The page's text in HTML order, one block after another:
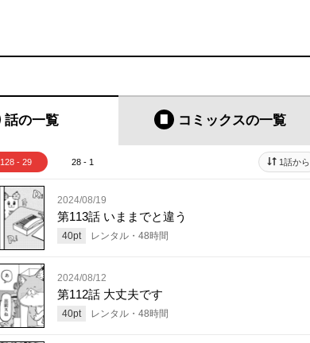
話の一覧 コミックスの一覧
128 - 29 28 - 1 1話から
2024/08/19
第113話 いままでと違う
40pt レンタル・ 48時間
2024/08/12
第112話 大丈夫です
40pt レンタル・ 48時間